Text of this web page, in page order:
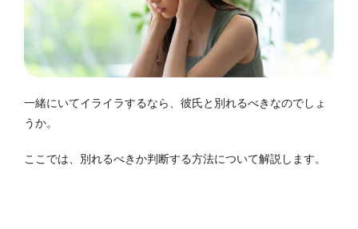
一緒にいてイライラするなら、彼氏と別れるべきなのでしょ
うか。
ここでは、別れるべきか判断する方法について解説します。